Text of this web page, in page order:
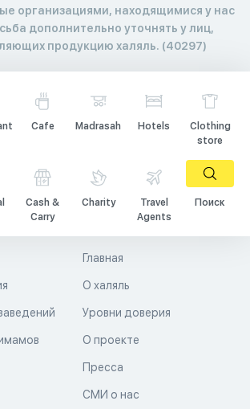
организациями, находящимися у нас
дополнительно уточнять у лиц,
продукцию халяль. (40297)
Cafe Madrasah Hotels
Clothing
store
Cash &
Carry
Charity
Travel
Agents
Поиск
Главная
О халяль
Уровни доверия
О проекте
Пресса
СМИ о нас